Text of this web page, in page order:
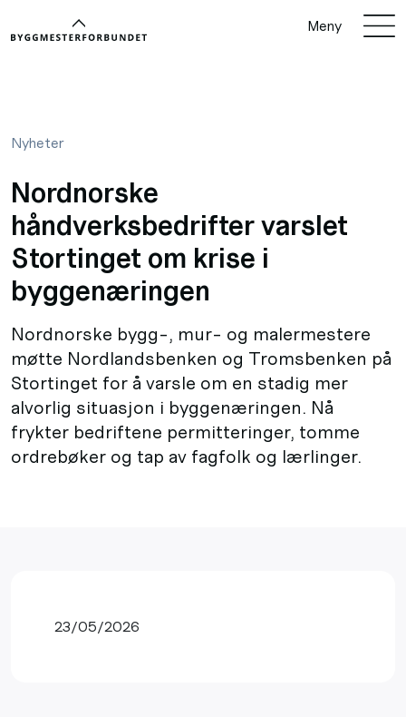
Meny
Nyheter
Nordnorske
håndverksbedrifter varslet
Stortinget om krise i
byggenæringen
Nordnorske bygg-, mur- og malermestere
møtte Nordlandsbenken og Tromsbenken på
Stortinget for å varsle om en stadig mer
alvorlig situasjon i byggenæringen. Nå
frykter bedriftene permitteringer, tomme
ordrebøker og tap av fagfolk og lærlinger.
23/05/2026